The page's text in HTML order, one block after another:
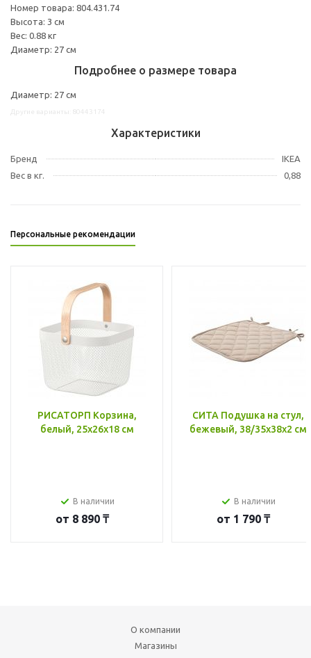
Номер товара: 804.431.74
Высота: 3 см
Вес: 0.88 кг
Диаметр: 27 см
Подробнее о размере товара
Диаметр: 27 см
Характеристики
Бренд
IKEA
Вес в кг.
0,88
Персональные рекомендации
РИСАТОРП Корзина,
белый, 25x26x18 см
В наличии
от 8 890 ₸
СИТА Подушка на стул,
бежевый, 38/35x38x2 см
В наличии
от 1 790 ₸
О компании
Магазины